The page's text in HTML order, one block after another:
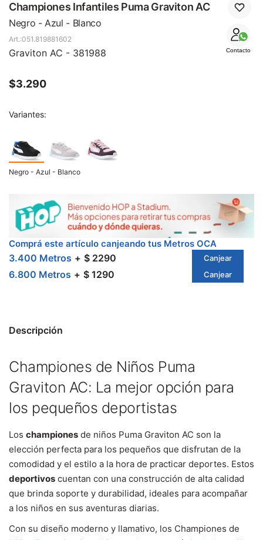
Championes Infantiles Puma Graviton AC
Negro - Azul - Blanco
Contacto
051.819881602
Graviton AC - 381988
$3.290
Variantes:
Negro - Azul - Blanco
Comprá este artículo canjeando tus Metros OCA
3.400 Metros $ 2290 Canjear
6.800 Metros $ 1290 Canjear
Descripción
Championes de Niños Puma
Graviton AC: La mejor opción para
los pequeños deportistas
Los championes de niños Puma Graviton AC son la
elección perfecta para los pequeños que disfrutan de la
comodidad y el estilo a la hora de practicar deportes. Estos
deportivos cuentan con una construcción de alta calidad
que brinda soporte y durabilidad, ideales para acompañar
a los niños en sus aventuras diarias.
Con su diseño moderno y llamativo, los Championes de